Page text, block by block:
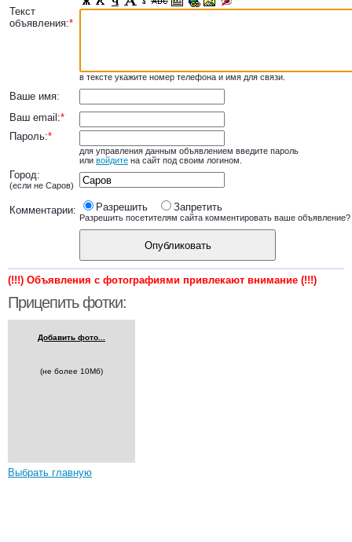
Текст
объявления:*
в тексте укажите номер телефона и имя для связи.
Ваше имя:
Ваш email:*
Пароль:*
для управления данным объявлением введите пароль
или войдите на сайт под своим логином.
Город:
(если не Саров)
Комментарии: Разрешить Запретить
Разрешить посетителям сайта комментировать ваше объявление?
Опубликовать
(!!!) Объявления с фотографиями привлекают внимание (!!!)
Прицепить фотки:
Добавить фото...
(не более 10Мб)
Выбрать главную